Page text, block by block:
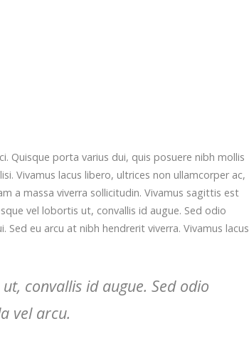
Quisque porta varius dui, quis posuere nibh mollis
Vivamus lacus libero, ultrices non ullamcorper ac,
a massa viverra sollicitudin. Vivamus sagittis est
vel lobortis ut, convallis id augue. Sed odio
Sed eu arcu at nibh hendrerit viverra. Vivamus lacus
convallis id augue. Sed odio
vel arcu.